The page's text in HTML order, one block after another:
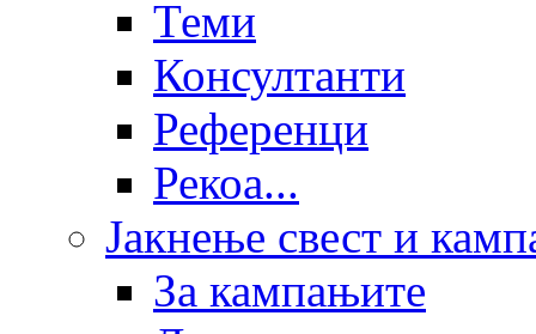
Теми
Консултанти
Референци
Рекоа...
Јакнење свест и
За кампањите